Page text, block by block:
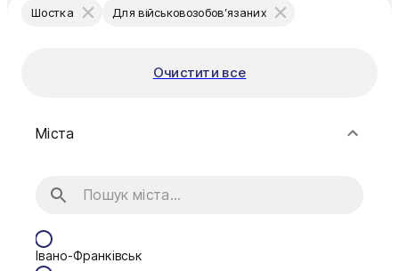
Шостка Для військовозобов’язаних
Очистити все
Міста
Івано-Франківськ